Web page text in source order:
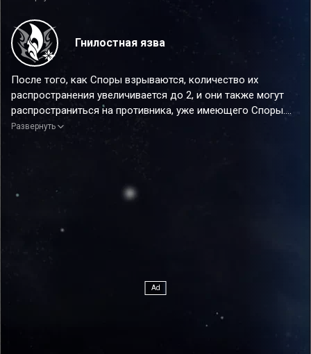
раз и заканчивается после использования атаки
персонажа.
После того как персонаж использует сверхспособность,
следующее использованное или восстановленное очко
навыков будет считаться за 1 дополнительно потраченное
или восстановленное очко навыков. Каждое потраченное
персонажа.
Гнилостная язва
После того, как Споры взрываются, количество их
распространения увеличивается до 2, и они также могут
распространиться на противника, уже имеющего Споры.
распространиться на противника, уже имеющего Споры.
Развернуть